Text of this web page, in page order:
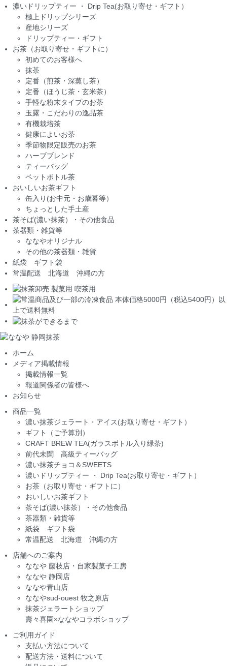
濃いドリップティー ・ Drip Tea(お取り寄せ・ギフト）
極上ドリップシリーズ
産地シリーズ
ドリップティー・ギフト
お茶（お取り寄せ・ギフトに）
初めてのお客様へ
抹茶
定番（煎茶・深蒸し茶）
定番（ほうじ茶・玄米茶）
手軽な粉末タイプのお茶
玉露・こだわりの逸品茶
有機栽培茶
健康によいお茶
季節物限定販売のお茶
ハーブブレンド
ティーバッグ
ペットボトル茶
おいしいお茶ギフト
缶入り(お中元・お歳暮等）
ちょっとした手土産
茶そば(濃い抹茶）・その他食品
茶器類・雑貨等
ななやオリジナル
その他の茶器類・雑貨
紙袋 ギフト袋
常温配送 北海道 沖縄の方
ホーム
メディア掲載情報
掲載情報一覧
報道関係者の皆様へ
お知らせ
商品一覧
濃い抹茶ジェラート・アイス(お取り寄せ・ギフト）
ギフト（ご予算別）
CRAFT BREW TEA(ガラスボトル入り緑茶)
前代未聞 高級ティーバッグ
濃い抹茶チョコ＆SWEETS
濃いドリップティー ・ Drip Tea(お取り寄せ・ギフト）
お茶（お取り寄せ・ギフトに）
おいしいお茶ギフト
茶そば(濃い抹茶）・その他食品
茶器類・雑貨等
紙袋 ギフト袋
常温配送 北海道 沖縄の方
店舗へのご案内
ななや 藤枝店・自家製菓子工房
ななや 静岡店
ななや青山店
ななやsud-ouest 牧之原店
抹茶ジェラートショップ
壽々喜園×ななやコラボショップ
ご利用ガイド
支払い方法について
配送方法・送料について